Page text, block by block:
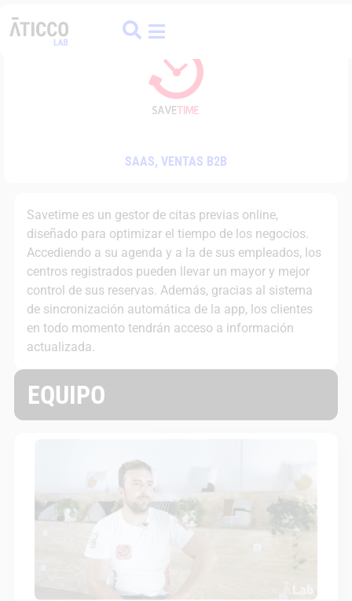
SAAS, VENTAS B2B
Savetime es un gestor de citas previas online,
diseñado para optimizar el tiempo de los negocios.
Accediendo a su agenda y a la de sus empleados, los
centros registrados pueden llevar un mayor y mejor
control de sus reservas. Además, gracias al sistema
de sincronización automática de la app, los clientes
en todo momento tendrán acceso a información
actualizada.
EQUIPO